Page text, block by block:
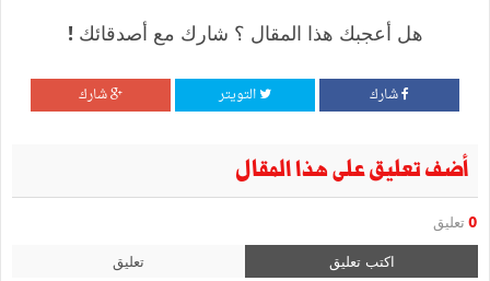
هل أعجبك هذا المقال ؟ شارك مع أصدقائك !
شارك التويتر شارك
أضف تعليق على هذا المقال
0 تعليق
اكتب تعليق تعليق